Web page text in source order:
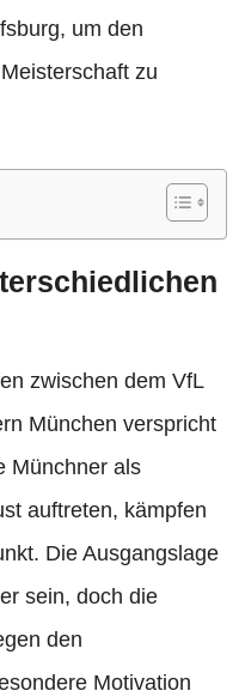
um den
zu
zwischen dem VfL
München verspricht
Münchner als
auftreten, kämpfen
Die Ausgangslage
sein, doch die
den
Motivation